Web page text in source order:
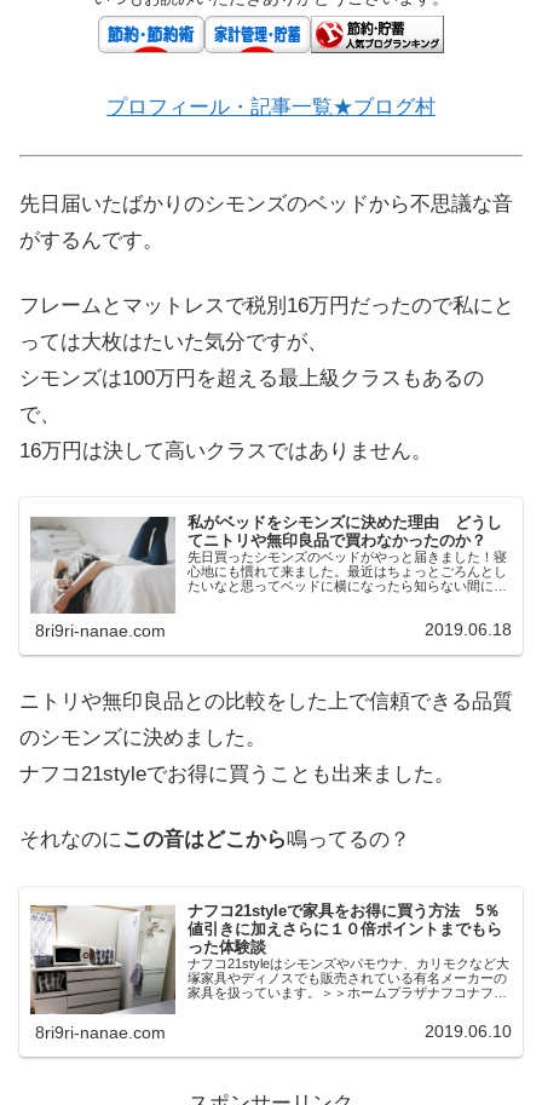
プロフィール・記事一覧★ブログ村
先日届いたばかりのシモンズのベッドから不思議な音
がするんです。
フレームとマットレスで税別16万円だったので私にと
っては大枚はたいた気分ですが、
シモンズは100万円を超える最上級クラスもあるの
で、
16万円は決して高いクラスではありません。
私がベッドをシモンズに決めた理由 どうし
てニトリや無印良品で買わなかったのか？
先日買ったシモンズのベッドがやっと届きました！寝
心地にも慣れて来ました。最近はちょっとごろんとし
たいなと思ってベッドに横になったら知らない間に寝
8ri9ri-nanae.com 2019.06.18
ニトリや無印良品との比較をした上で信頼できる品質
のシモンズに決めました。
ナフコ21styleでお得に買うことも出来ました。
それなのにこの音はどこから鳴ってるの？
ナフコ21styleで家具をお得に買う方法 5％
値引きに加えさらに１０倍ポイントまでもら
った体験談
ナフコ21styleはシモンズやパモウナ、カリモクなど大
塚家具やディノスでも販売されている有名メーカーの
家具を扱っています。＞＞ホームプラザナフコナフコ
8ri9ri-nanae.com 2019.06.10